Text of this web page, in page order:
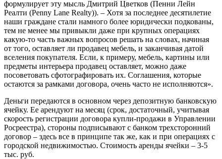
формулирует эту мысль Дмитрий Цветков (Пенни Лейн
Реалти (Penny Lane Realty)). – Хотя за последнее десятилетие
наши граждане стали намного более юридически подкованы,
тем не менее мы привыкли даже при крупных операциях
какую-то часть важных вопросов решать на словах, начиная
от того, оставляет ли продавец мебель, и заканчивая датой
вселения покупателя. Если, к примеру, мебель, картины или
предметы интерьера продавец оставляет, можно даже
посоветовать сфотографировать их. Соглашения, которые
остаются за рамками договора, очень часто не исполняются».
Деньги передаются в основном через депозитную банковскую
ячейку. Ее арендуют на месяц (срок, достаточный, учитывая
скорость регистрации договора купли-продажи в Управлении
Росреестра), стороны подписывают с банком трехсторонний
договор – здесь все в принципе так же, как и при операциях с
городской недвижимостью. Стоимость аренды ячейки – 3-5
тыс. руб.